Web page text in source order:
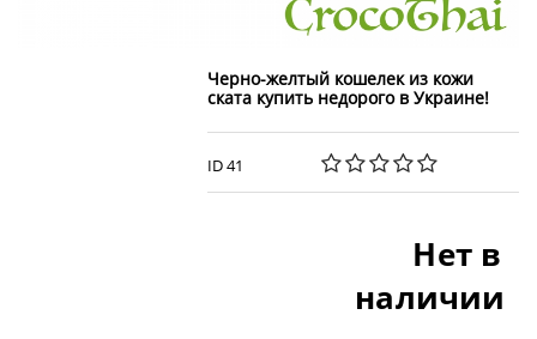
Черно-желтый кошелек из кожи
ската купить недорого в Украине!
ID 41
Нет в
наличии